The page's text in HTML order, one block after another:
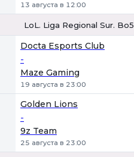
13 августа в 12:00
LoL. Liga Regional Sur. Bo5
Docta Esports Club
-
Maze Gaming
19 августа в 23:00
Golden Lions
-
9z Team
25 августа в 23:00